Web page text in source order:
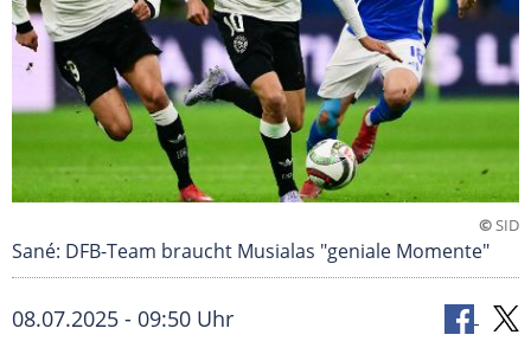
©SID
Sané: DFB-Team braucht Musialas "geniale Momente"
08.07.2025 - 09:50 Uhr